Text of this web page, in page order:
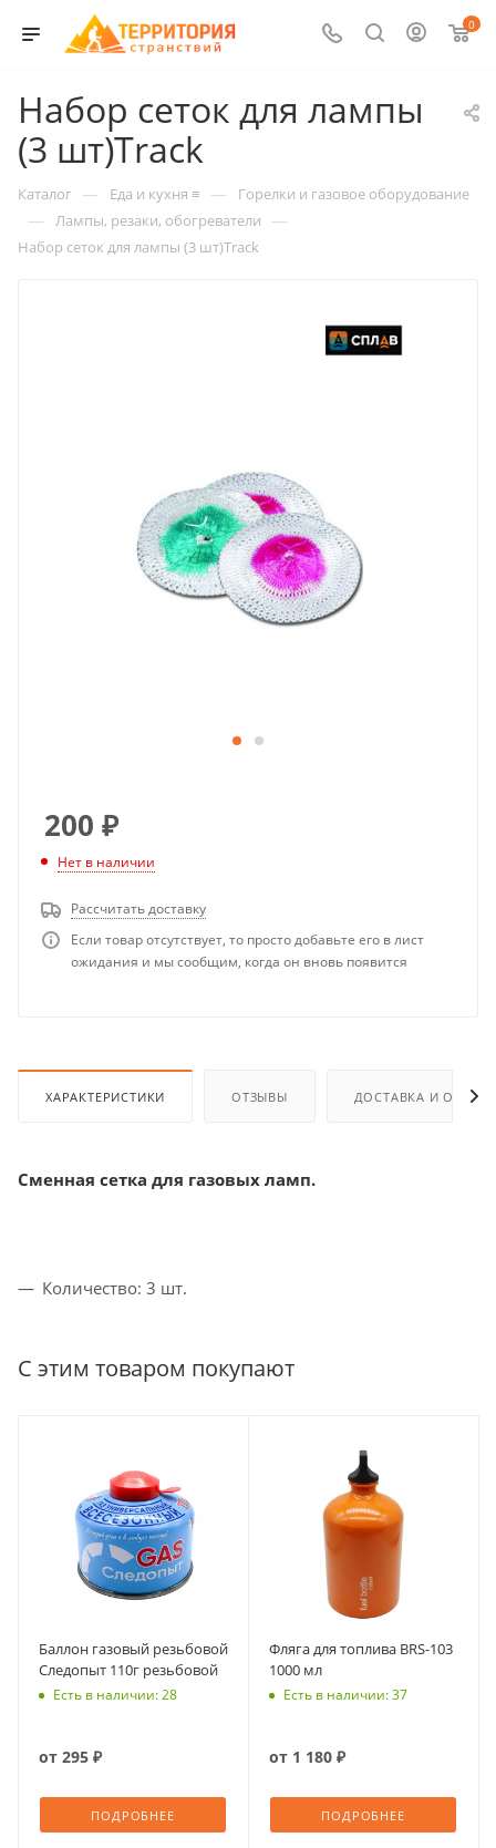
0
Набор сеток для лампы
(3 шт)Track
Каталог — Еда и кухня ≡ — Горелки и газовое оборудование
— Лампы, резаки, обогреватели —
Набор сеток для лампы (3 шт)Track
200 ₽
Нет в наличии
Рассчитать доставку
Если товар отсутствует, то просто добавьте его в лист
ожидания и мы сообщим, когда он вновь появится
ХАРАКТЕРИСТИКИ ОТЗЫВЫ ДОСТАВКА И
Сменная сетка для газовых ламп.
Количество: 3 шт.
С этим товаром покупают
Баллон газовый резьбовой
Следопыт 110г резьбовой
Есть в наличии: 28
от 295 ₽
ПОДРОБНЕЕ
Фляга для топлива BRS-103
1000 мл
Есть в наличии: 37
от 1 180 ₽
ПОДРОБНЕЕ